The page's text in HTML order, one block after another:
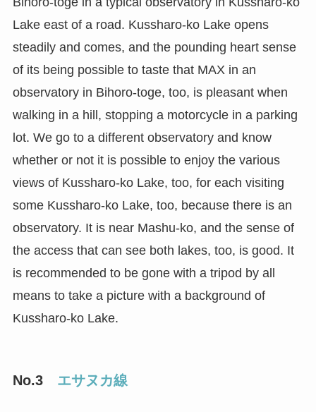
Lake east of a road. Kussharo-ko Lake opens
steadily and comes, and the pounding heart sense
of its being possible to taste that MAX in an
observatory in Bihoro-toge, too, is pleasant when
walking in a hill, stopping a motorcycle in a parking
lot. We go to a different observatory and know
whether or not it is possible to enjoy the various
views of Kussharo-ko Lake, too, for each visiting
some Kussharo-ko Lake, too, because there is an
observatory. It is near Mashu-ko, and the sense of
the access that can see both lakes, too, is good. It
is recommended to be gone with a tripod by all
means to take a picture with a background of
Kussharo-ko Lake.
No.3 エサヌカ線